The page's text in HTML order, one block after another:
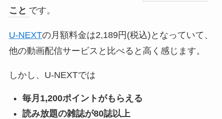
こと です。
U-NEXTの月額料金は2,189円(税込)となっていて、
他の動画配信サービスと比べると高く感じます。
しかし、U-NEXTでは
毎月1,200ポイントがもらえる
読み放題の雑誌が80誌以上